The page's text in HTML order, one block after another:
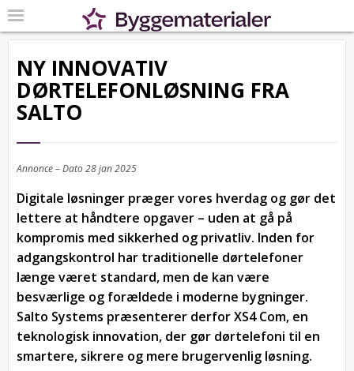
NY INNOVATIV
DØRTELEFONLØSNING FRA
SALTO
Annonce – Dato28 jan 2025
Digitale løsninger præger vores hverdag og gør det
lettere at håndtere opgaver – uden at gå på
kompromis med sikkerhed og privatliv. Inden for
adgangskontrol har traditionelle dørtelefoner
længe været standard, men de kan være
besværlige og forældede i moderne bygninger.
Salto Systems præsenterer derfor XS4 Com, en
teknologisk innovation, der gør dørtelefoni til en
smartere, sikrere og mere brugervenlig løsning.